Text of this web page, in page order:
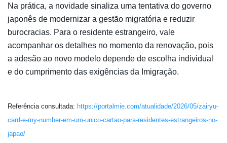
Na prática, a novidade sinaliza uma tentativa do governo
japonês de modernizar a gestão migratória e reduzir
burocracias. Para o residente estrangeiro, vale
acompanhar os detalhes no momento da renovação, pois
a adesão ao novo modelo depende de escolha individual
e do cumprimento das exigências da Imigração.
Referência consultada: https://portalmie.com/atualidade/2026/05/zairyu-
card-e-my-number-em-um-unico-cartao-para-residentes-estrangeiros-no-
japao/